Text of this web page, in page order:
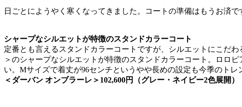
日ごとにようやく寒くなってきました。コートの準備はもうお済
シャープなシルエットが特徴のスタンドカラーコート
定番とも言えるスタンドカラーコートですが、シルエットにこだ
＞のシャープなシルエットが特徴のスタンドカラーコート。ロロ
い。Mサイズで着丈が96センチというやや長めの設定も今季のトレ
＜ダーバン オンブラーレ＞102,600円（グレー・ネイビー2色展開）